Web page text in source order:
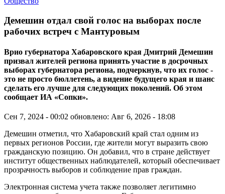
Демешин отдал свой голос на выборах после
рабочих встреч с Мантуровым
Врио губернатора Хабаровского края Дмитрий Демешин
призвал жителей региона принять участие в досрочных
выборах губернатора региона, подчеркнув, что их голос -
это не просто бюллетень, а видение будущего края и шанс
сделать его лучше для следующих поколений. Об этом
сообщает ИА «Сопки».
Сен 7, 2024 - 00:02 обновлено: Авг 6, 2026 - 18:08
Демешин отметил, что Хабаровский край стал одним из
первых регионов России, где жители могут выразить свою
гражданскую позицию. Он добавил, что в стране действует
институт общественных наблюдателей, который обеспечивает
прозрачность выборов и соблюдение прав граждан.
Электронная система учета также позволяет легитимно